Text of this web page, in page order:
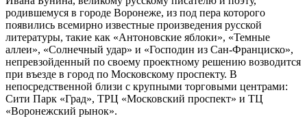
родившемуся в городе Воронеже, из под пера которого
появились всемирно известные произведения русской
литературы, такие как «Антоновские яблоки», «Темные
аллеи», «Солнечный удар» и «Господин из Сан-Франциско»,
непревзойденный по своему проектному решению возводится
при въезде в город по Московскому проспекту. В
непосредственной близи с крупными торговыми центрами:
Сити Парк «Град», ТРЦ «Московский проспект» и ТЦ
«Воронежский рынок».